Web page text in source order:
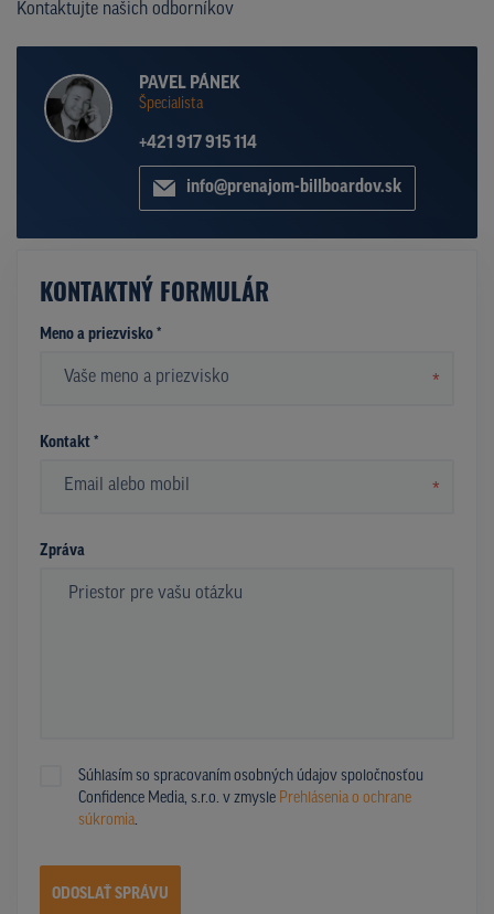
Kontaktujte našich odborníkov
PAVEL PÁNEK
Špecialista
+421 917 915 114
info@prenajom-billboardov.sk
KONTAKTNÝ FORMULÁR
Meno a priezvisko *
*
Kontakt *
*
Zpráva
Súhlasím so spracovaním osobných údajov spoločnosťou
Confidence Media, s.r.o. v zmysle Prehlásenia o ochrane
súkromia.
ODOSLAŤ SPRÁVU